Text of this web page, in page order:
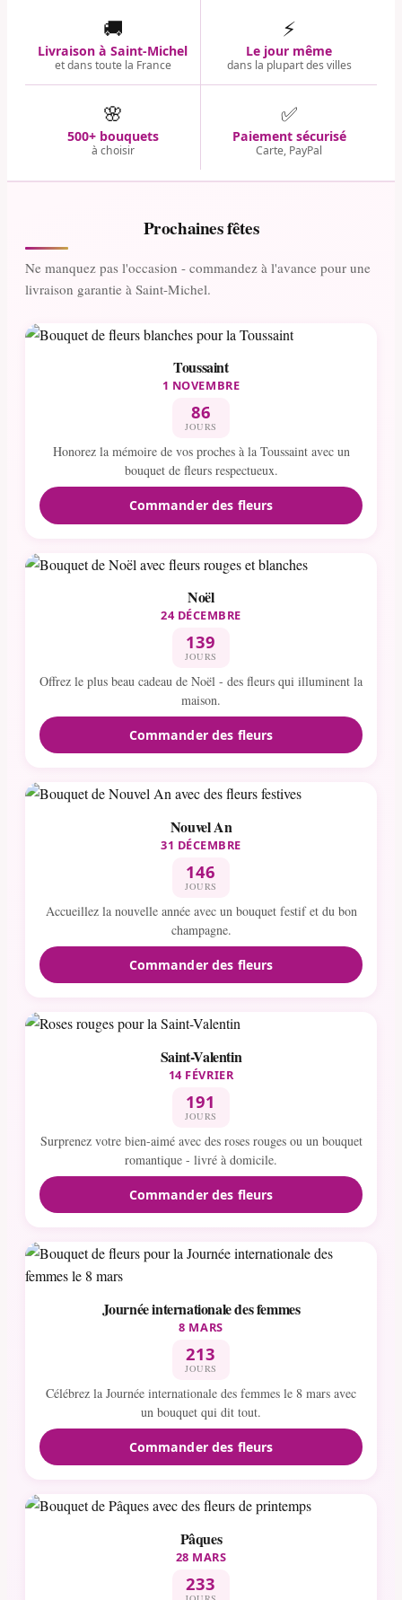
🚚
Livraison à Saint-Michel
et dans toute la France
⚡
Le jour même
dans la plupart des villes
🌸
500+ bouquets
à choisir
✅
Paiement sécurisé
Carte, PayPal
Prochaines fêtes
Ne manquez pas l'occasion - commandez à l'avance pour une
livraison garantie à Saint-Michel.
Toussaint
1 NOVEMBRE
86
JOURS
Honorez la mémoire de vos proches à la Toussaint avec un
bouquet de fleurs respectueux.
Commander des fleurs
Noël
24 DÉCEMBRE
139
JOURS
Offrez le plus beau cadeau de Noël - des fleurs qui illuminent la
maison.
Commander des fleurs
Nouvel An
31 DÉCEMBRE
146
JOURS
Accueillez la nouvelle année avec un bouquet festif et du bon
champagne.
Commander des fleurs
Saint-Valentin
14 FÉVRIER
191
JOURS
Surprenez votre bien-aimé avec des roses rouges ou un bouquet
romantique - livré à domicile.
Commander des fleurs
Journée internationale des femmes
8 MARS
213
JOURS
Célébrez la Journée internationale des femmes le 8 mars avec
un bouquet qui dit tout.
Commander des fleurs
Pâques
28 MARS
233